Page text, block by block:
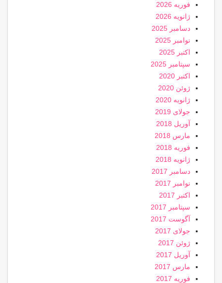
فوریه 2026
ژانویه 2026
دسامبر 2025
نوامبر 2025
اکتبر 2025
سپتامبر 2025
اکتبر 2020
ژوئن 2020
ژانویه 2020
جولای 2019
آوریل 2018
مارس 2018
فوریه 2018
ژانویه 2018
دسامبر 2017
نوامبر 2017
اکتبر 2017
سپتامبر 2017
آگوست 2017
جولای 2017
ژوئن 2017
آوریل 2017
مارس 2017
فوریه 2017